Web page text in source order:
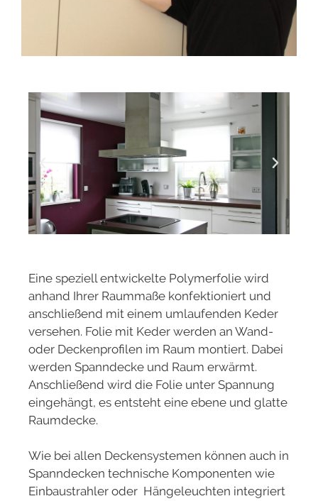
Eine speziell entwickelte Polymerfolie wird
anhand Ihrer Raummaße konfektioniert und
anschließend mit einem umlaufenden Keder
versehen. Folie mit Keder werden an Wand-
oder Deckenprofilen im Raum montiert. Dabei
werden Spanndecke und Raum erwärmt.
Anschließend wird die Folie unter Spannung
eingehängt, es entsteht eine ebene und glatte
Raumdecke.
Wie bei allen Deckensystemen können auch in
Spanndecken technische Komponenten wie
Einbaustrahler oder Hängeleuchten integriert